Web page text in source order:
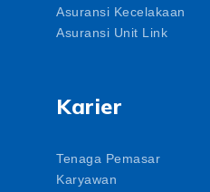
Asuransi Kecelakaan
Asuransi Unit Link
Karier
Tenaga Pemasar
Karyawan